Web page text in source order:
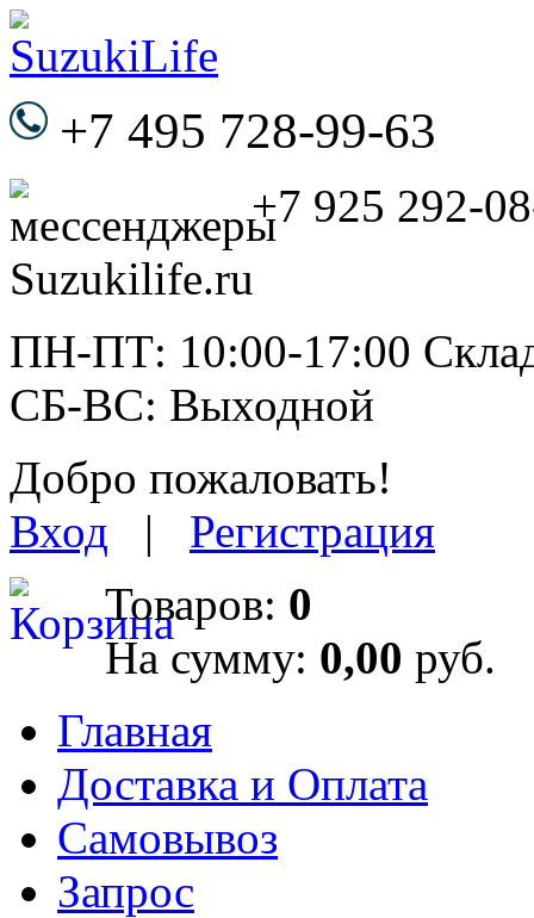
+7 495 728-99-63
+7 925 292-
ПН-ПТ: 10:00-17:00
СБ-ВС: Выходной
Добро пожаловать!
Вход | Регистрация
Товаров: 0
На сумму: 0,00 руб.
Главная
Доставка и Оплата
Самовывоз
Запрос